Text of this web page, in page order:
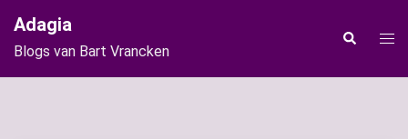
naar
de
inhoud
Adagia
Blogs van Bart Vrancken
Zoeken